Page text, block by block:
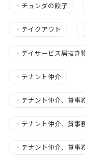
・ チュンダの餃子
・ テイクアウト
・ デイサービス居抜き
・ テナント仲介
・ テナント仲介、貸事
・ テナント仲介、貸事
・ テナント仲介、貸事